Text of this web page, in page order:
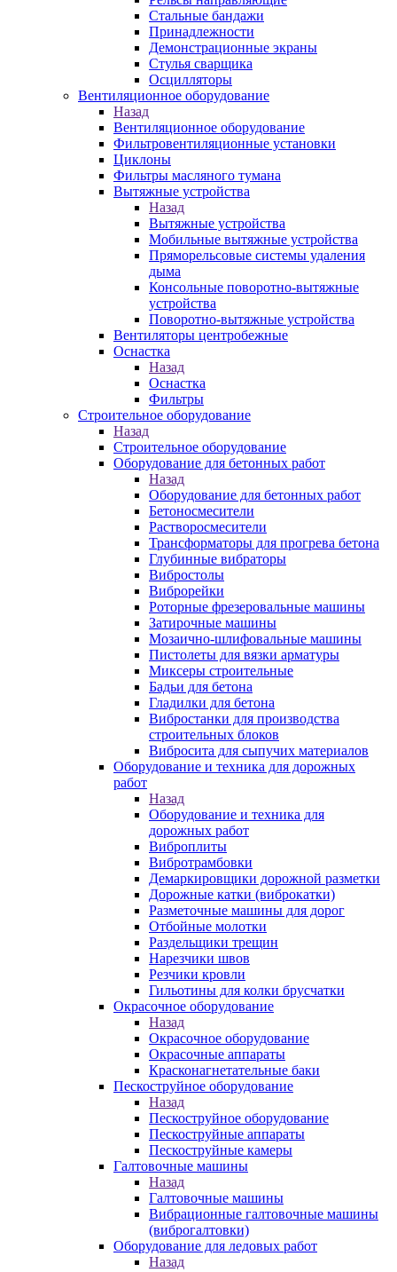
Стальные бандажи
Принадлежности
Демонстрационные экраны
Стулья сварщика
Осцилляторы
Вентиляционное оборудование
Назад
Вентиляционное оборудование
Фильтровентиляционные установки
Циклоны
Фильтры масляного тумана
Вытяжные устройства
Назад
Вытяжные устройства
Мобильные вытяжные устройства
Пряморельсовые системы удаления
дыма
Консольные поворотно-вытяжные
устройства
Поворотно-вытяжные устройства
Вентиляторы центробежные
Оснастка
Назад
Оснастка
Фильтры
Строительное оборудование
Назад
Строительное оборудование
Оборудование для бетонных работ
Назад
Оборудование для бетонных работ
Бетоносмесители
Растворосмесители
Трансформаторы для прогрева бетона
Глубинные вибраторы
Вибростолы
Виброрейки
Роторные фрезеровальные машины
Затирочные машины
Мозаично-шлифовальные машины
Пистолеты для вязки арматуры
Миксеры строительные
Бадьи для бетона
Гладилки для бетона
Вибростанки для производства
строительных блоков
Вибросита для сыпучих материалов
Оборудование и техника для дорожных
работ
Назад
Оборудование и техника для
дорожных работ
Виброплиты
Вибротрамбовки
Демаркировщики дорожной разметки
Дорожные катки (виброкатки)
Разметочные машины для дорог
Отбойные молотки
Раздельщики трещин
Нарезчики швов
Резчики кровли
Гильотины для колки брусчатки
Окрасочное оборудование
Назад
Окрасочное оборудование
Окрасочные аппараты
Красконагнетательные баки
Пескоструйное оборудование
Назад
Пескоструйное оборудование
Пескоструйные аппараты
Пескоструйные камеры
Галтовочные машины
Назад
Галтовочные машины
Вибрационные галтовочные машины
(виброгалтовки)
Оборудование для ледовых работ
Назад